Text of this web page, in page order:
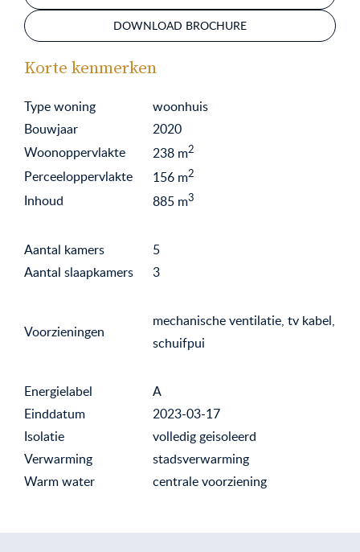
DOWNLOAD BROCHURE
Korte kenmerken
Type woning
woonhuis
Bouwjaar
2020
Woonoppervlakte
238 m2
Perceeloppervlakte 156 m2
Inhoud 885 m3
Aantal kamers
5
Aantal slaapkamers
3
Voorzieningen
mechanische ventilatie, tv kabel,
schuifpui
Energielabel
A
Einddatum
2023-03-17
Isolatie
volledig geisoleerd
Verwarming
stadsverwarming
Warm water
centrale voorziening